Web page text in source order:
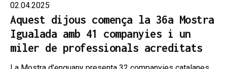
02.04.2025
Aquest dijous comença la 36a Mostra
Igualada amb 41 companyies i un
miler de professionals acreditats